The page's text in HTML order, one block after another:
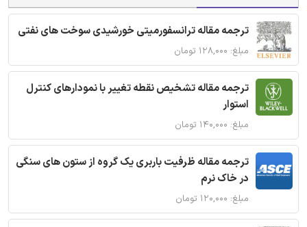
ترجمه مقاله ترانسفورمیتی خورشیدی سوخت های نفتی
مبلغ: ۱۲۸,۰۰۰ تومان
ترجمه مقاله تشخیص نقطه تغییر با نمودارهای کنترل
استوار
مبلغ: ۱۴۰,۰۰۰ تومان
ترجمه مقاله ظرفیت باربری یک گروه از ستون های سنگی
در خاک نرم
مبلغ: ۱۲۰,۰۰۰ تومان